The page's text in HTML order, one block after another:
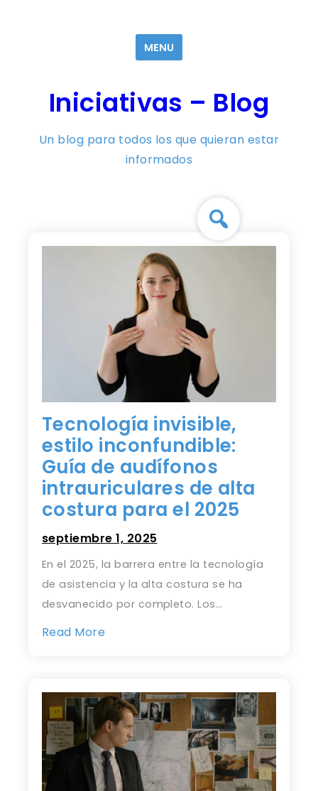
MENU
Iniciativas – Blog
Un blog para todos los que quieran estar
informados
Tecnología invisible,
estilo inconfundible:
Guía de audífonos
intrauriculares de alta
costura para el 2025
septiembre 1, 2025
En el 2025, la barrera entre la tecnología
de asistencia y la alta costura se ha
desvanecido por completo. Los…
Read More